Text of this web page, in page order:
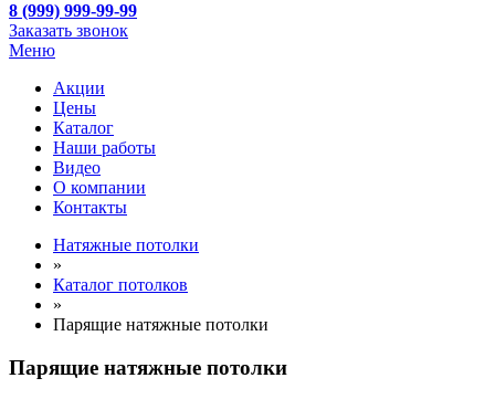
8 (999) 999-99-99
Заказать звонок
Меню
Акции
Цены
Каталог
Наши работы
Видео
О компании
Контакты
Натяжные потолки
»
Каталог потолков
»
Парящие натяжные потолки
Парящие натяжные потолки